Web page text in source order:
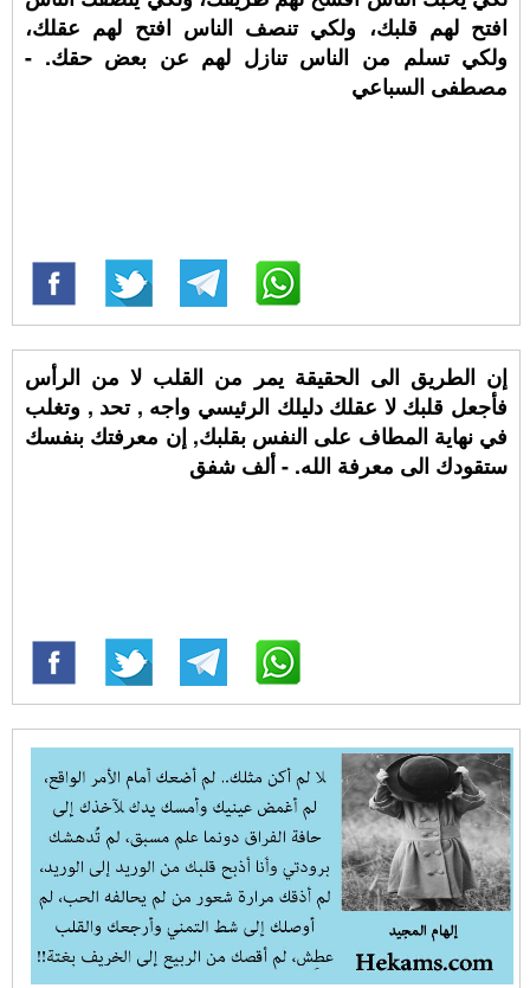
افتح لهم قلبك، ولكي تنصف الناس افتح لهم عقلك،
ولكي تسلم من الناس تنازل لهم عن بعض حقك. -
مصطفى السباعي
إن الطريق الى الحقيقة يمر من القلب لا من الرأس
فأجعل قلبك لا عقلك دليلك الرئيسي واجه , تحد , وتغلب
في نهاية المطاف على النفس بقلبك, إن معرفتك بنفسك
ستقودك الى معرفة الله. - ألف شفق